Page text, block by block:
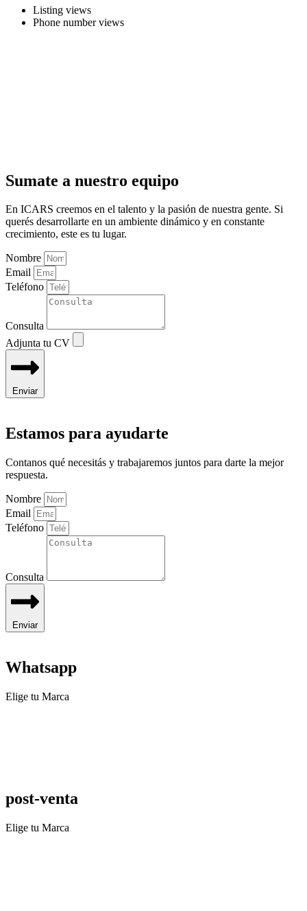
Listing views
Phone number views
Sumate a nuestro equipo
En ICARS creemos en el talento y la pasión de nuestra gente. Si
querés desarrollarte en un ambiente dinámico y en constante
crecimiento, este es tu lugar.
Nombre
Email
Teléfono
Consulta
Adjunta tu CV
Enviar
Estamos para ayudarte
Contanos qué necesitás y trabajaremos juntos para darte la mejor
respuesta.
Nombre
Email
Teléfono
Consulta
Enviar
Whatsapp
Elige tu Marca
post-venta
Elige tu Marca